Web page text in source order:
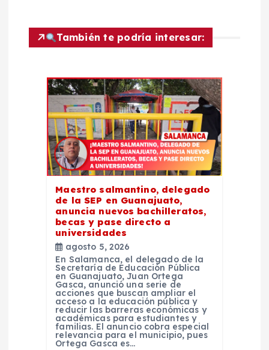
También te podría interesar:
Maestro salmantino, delegado
de la SEP en Guanajuato,
anuncia nuevos bachilleratos,
becas y pase directo a
universidades
agosto 5, 2026
En Salamanca, el delegado de la
Secretaría de Educación Pública
en Guanajuato, Juan Ortega
Gasca, anunció una serie de
acciones que buscan ampliar el
acceso a la educación pública y
reducir las barreras económicas y
académicas para estudiantes y
familias. El anuncio cobra especial
relevancia para el municipio, pues
Ortega Gasca es…